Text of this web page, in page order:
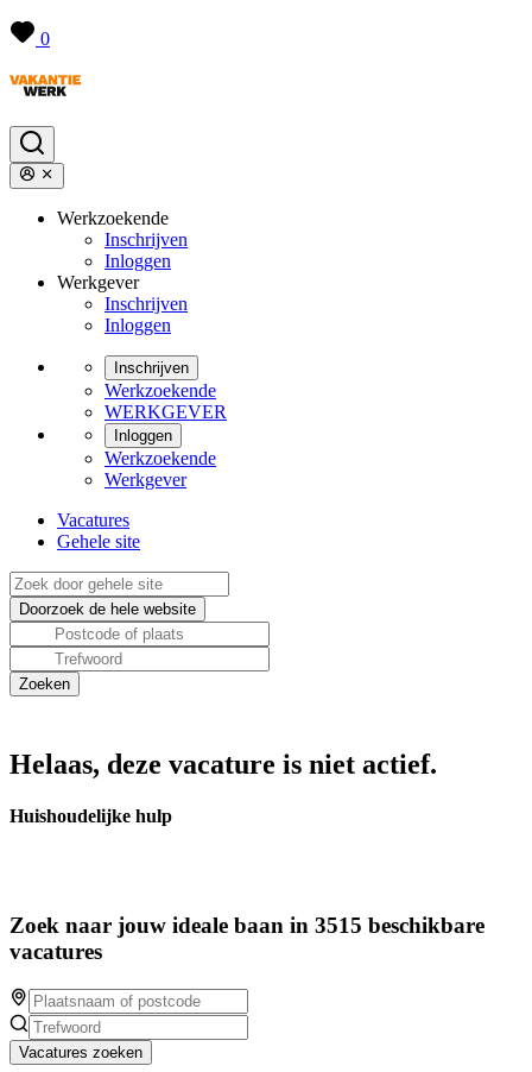
0
Werkzoekende
Inschrijven
Inloggen
Werkgever
Inschrijven
Inloggen
Inschrijven
Werkzoekende
WERKGEVER
Inloggen
Werkzoekende
Werkgever
Vacatures
Gehele site
Helaas, deze vacature is niet actief.
Huishoudelijke hulp
Zoek naar jouw ideale baan in 3515 beschikbare
vacatures
Vacatures zoeken